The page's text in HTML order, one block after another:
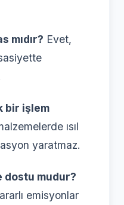
mıdır? Evet,
bir işlem
ısıl
yaratmaz.
dostu mudur?
emisyonlar